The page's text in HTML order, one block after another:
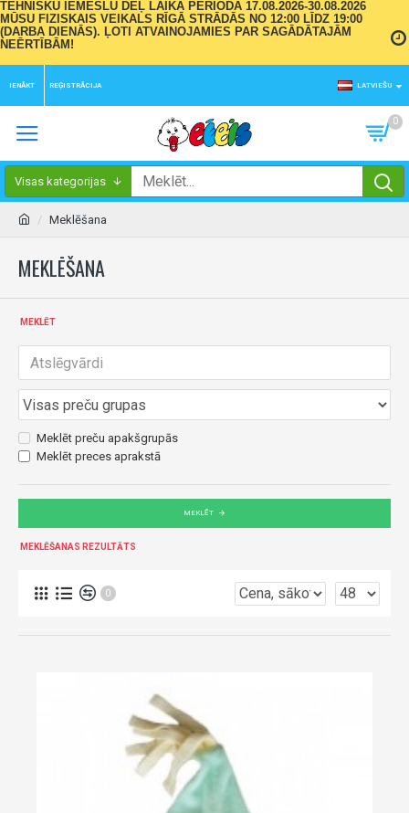
TEHNISKU IEMESLU DĒĻ LAIKA PERIODĀ 17.08.2026-30.08.2026
MŪSU FIZISKAIS VEIKALS RĪGĀ STRĀDĀS NO 12:00 LĪDZ 19:00
(DARBA DIENĀS). ĻOTI ATVAINOJAMIES PAR SAGĀDĀTAJĀM
NEĒRTĪBĀM!
IENĀKT REĢISTRĀCIJA LATVIEŠU
0
Visas kategorijas
Meklēšana
MEKLĒŠANA
MEKLĒT
Meklēt preču apakšgrupās
Meklēt preces aprakstā
MEKLĒT
MEKLĒŠANAS REZULTĀTS
0